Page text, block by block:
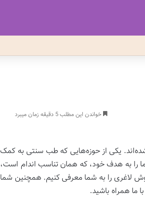
خواندن این مطلب 5 دقیقه زمان میبرد
یکی از حوزه‌هایی که طب سنتی به کمک
را به هدف خود، که همان تناسب اندام است،
لاغری را به شما معرفی کنیم. همچنین شما
ما همراه باشید.